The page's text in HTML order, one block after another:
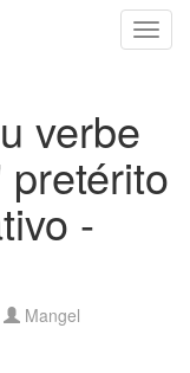
verbe
-
Mangel